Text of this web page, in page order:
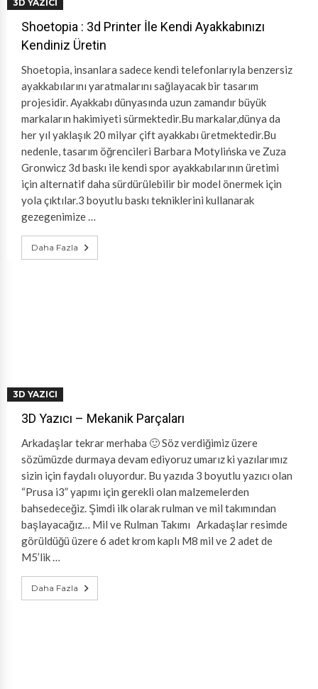
3D YAZICI
Shoetopia : 3d Printer İle Kendi Ayakkabınızı
Kendiniz Üretin
Shoetopia, insanlara sadece kendi telefonlarıyla benzersiz
ayakkabılarını yaratmalarını sağlayacak bir tasarım
projesidir. Ayakkabı dünyasında uzun zamandır büyük
markaların hakimiyeti sürmektedir.Bu markalar,dünya da
her yıl yaklaşık 20 milyar çift ayakkabı üretmektedir.Bu
nedenle, tasarım öğrencileri Barbara Motylińska ve Zuza
Gronwicz 3d baskı ile kendi spor ayakkabılarının üretimi
için alternatif daha sürdürülebilir bir model önermek için
yola çıktılar.3 boyutlu baskı tekniklerini kullanarak
gezegenimize …
Daha Fazla
3D YAZICI
3D Yazıcı – Mekanik Parçaları
Arkadaşlar tekrar merhaba 🙂 Söz verdiğimiz üzere
sözümüzde durmaya devam ediyoruz umarız ki yazılarımız
sizin için faydalı oluyordur. Bu yazıda 3 boyutlu yazıcı olan
“Prusa i3” yapımı için gerekli olan malzemelerden
bahsedeceğiz. Şimdi ilk olarak rulman ve mil takımından
başlayacağız… Mil ve Rulman Takımı Arkadaşlar resimde
görüldüğü üzere 6 adet krom kaplı M8 mil ve 2 adet de
M5’lik …
Daha Fazla